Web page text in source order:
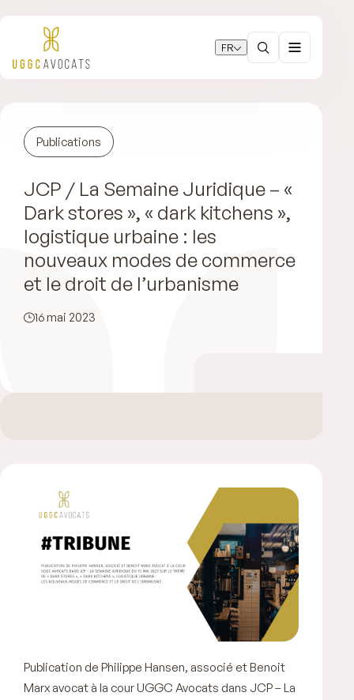
FR
Publications
JCP / La Semaine Juridique – «
Dark stores », « dark kitchens »,
logistique urbaine : les
nouveaux modes de commerce
et le droit de l’urbanisme
16 mai 2023
Publication de Philippe Hansen, associé et Benoit
Marx avocat à la cour UGGC Avocats dans JCP – La